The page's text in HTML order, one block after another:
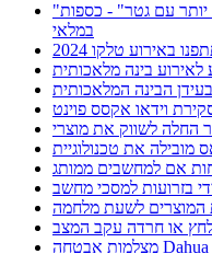
"בטוחים יותר עם גטר" - כספות EXECUTIVE SAFE עכשיו
במלאי
באירוע טלקו 2024
לאירוע בינה מלאכותית
הבינה המלאכותית
בזרועות למסכי מחשב
המוצרים לשעת מלחמה